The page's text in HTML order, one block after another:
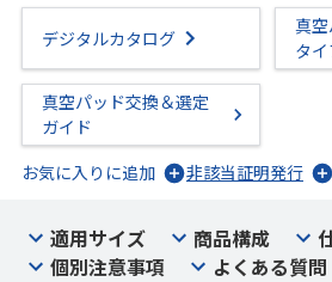
デジタルカタログ
真
タ
真空パッド交換＆選定
ガイド
お気に入りに追加
非該当証明発行
適用サイズ 商品構成
個別注意事項
よくある質問